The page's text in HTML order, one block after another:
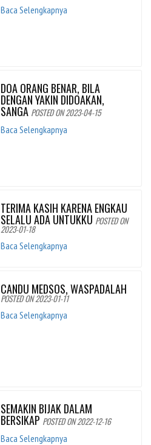
Baca Selengkapnya
DOA ORANG BENAR, BILA
DENGAN YAKIN DIDOAKAN,
SANGA POSTED ON 2023-04-15
Baca Selengkapnya
TERIMA KASIH KARENA ENGKAU
SELALU ADA UNTUKKU POSTED ON
2023-01-18
Baca Selengkapnya
CANDU MEDSOS, WASPADALAH
POSTED ON 2023-01-11
Baca Selengkapnya
SEMAKIN BIJAK DALAM
BERSIKAP POSTED ON 2022-12-16
Baca Selengkapnya